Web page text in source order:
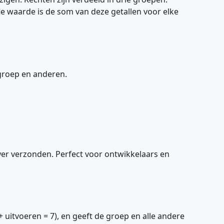
waarde is de som van deze getallen voor elke
en anderen.
verzonden. Perfect voor ontwikkelaars en
= 7), en geeft de groep en alle andere